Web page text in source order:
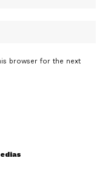
browser for the next